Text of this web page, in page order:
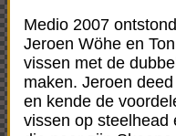
Medio 2007
Jeroen Wöhe en
vissen met de
maken. Jeroen
en kende de
vissen op steelhead